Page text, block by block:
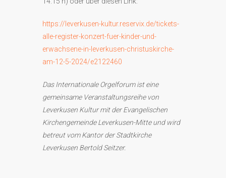
https://leverkusen-kultur.reservix.de/tickets-
alle-register-konzert-fuer-kinder-und-
erwachsene-in-leverkusen-christuskirche-
am-12-5-2024/e2122460
Das Internationale Orgelforum ist eine
gemeinsame Veranstaltungsreihe von
Leverkusen Kultur mit der Evangelischen
Kirchengemeinde Leverkusen-Mitte und wird
betreut vom Kantor der Stadtkirche
Leverkusen Bertold Seitzer.